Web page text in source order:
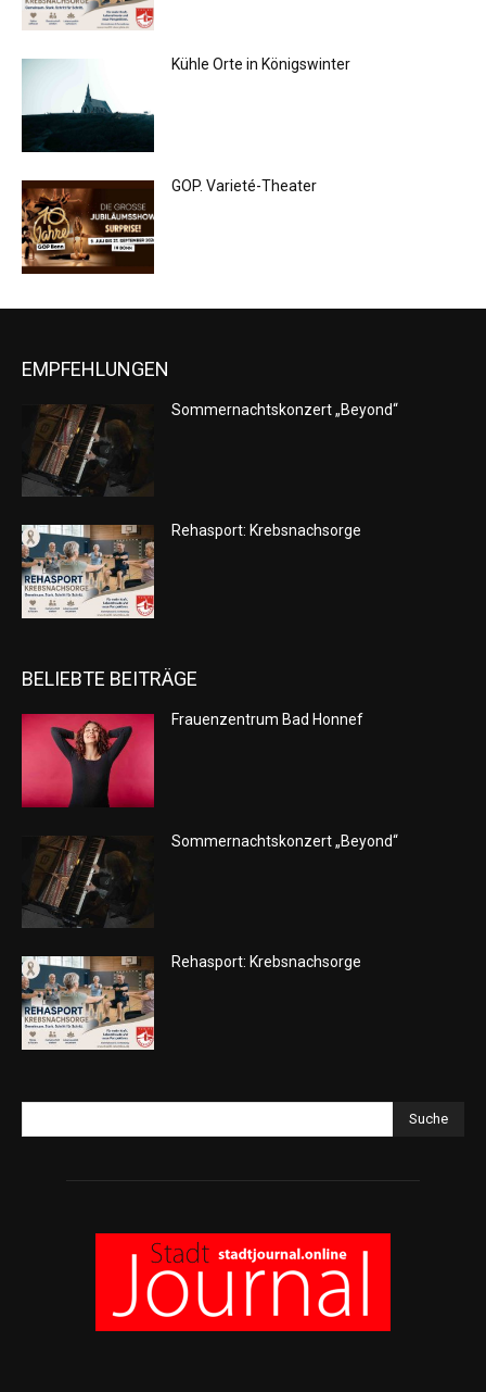
Kühle Orte in Königswinter
GOP. Varieté-Theater
EMPFEHLUNGEN
Sommernachtskonzert „Beyond“
Rehasport: Krebsnachsorge
BELIEBTE BEITRÄGE
Frauenzentrum Bad Honnef
Sommernachtskonzert „Beyond“
Rehasport: Krebsnachsorge
Suche